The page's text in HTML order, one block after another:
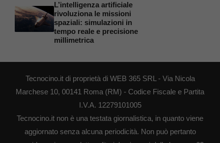
L’intelligenza artificiale
rivoluziona le missioni
spaziali: simulazioni in
tempo reale e precisione
millimetrica
Tecnocino.it di proprietà di WEB 365 SRL - Via Nicola
Marchese 10, 00141 Roma (RM) - Codice Fiscale e Partita
I.V.A. 12279101005
Tecnocino.it non è una testata giornalistica, in quanto viene
aggiornato senza alcuna periodicità. Non può pertanto